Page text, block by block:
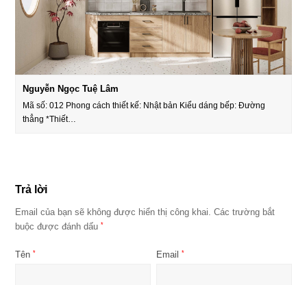
Nguyễn Ngọc Tuệ Lâm
Mã số: 012 Phong cách thiết kế: Nhật bản Kiểu dáng bếp: Đường
thẳng *Thiết…
Trả lời
Email của bạn sẽ không được hiển thị công khai. Các trường bắt
buộc được đánh dấu*
Tên* Email*